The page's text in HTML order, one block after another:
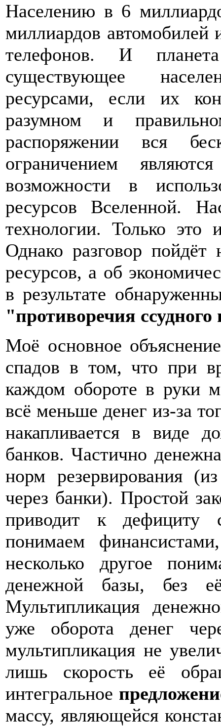
Населению в 6
миллиардов
телефонов. И
существующее
ресурсами, если их
разумном и
распоряжении вся
ограничением
возможности в
ресурсов Вселенной.
технологии. Только это
Однако разговор
ресурсов, а об
в результате
"противоречия
Моё основное
спадов в том, что при
каждом обороте в руки
всё меньше денег из-за
накапливается в виде
банков. Частично
норм резервирования
через банки). Простой
приводит к дефициту
понимаем
несколько другое
денежной базы, без
Мультипликация
уже оборота денег
мультипликация не
лишь скорость её
интегральное
массу, являющейся